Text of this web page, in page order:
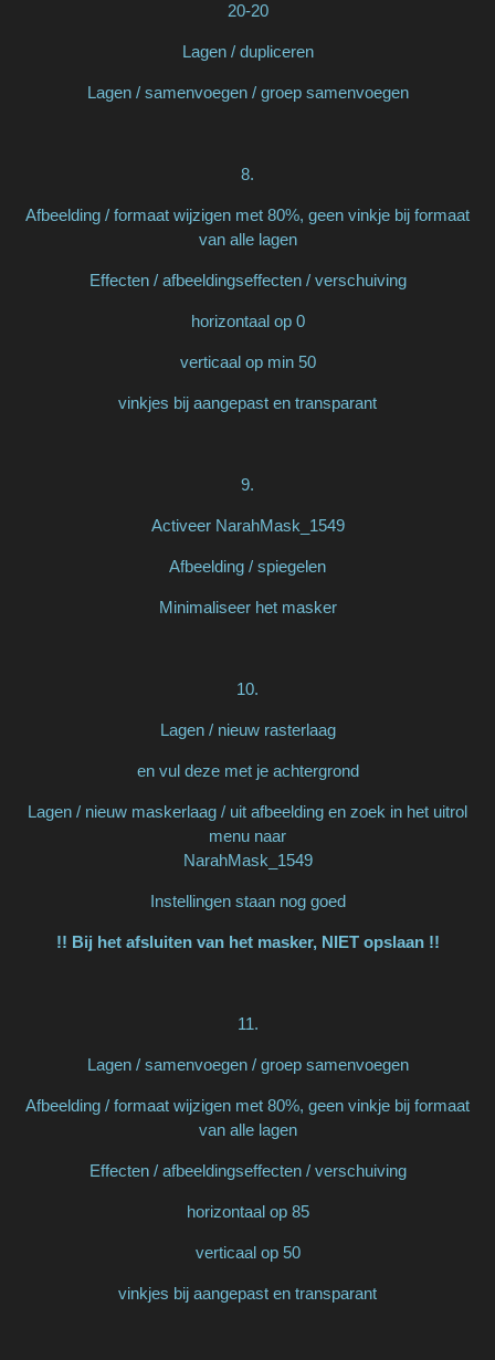
20-20
Lagen / dupliceren
Lagen / samenvoegen / groep samenvoegen
8.
Afbeelding / formaat wijzigen met 80%, geen vinkje bij formaat
van alle lagen
Effecten / afbeeldingseffecten / verschuiving
horizontaal op 0
verticaal op min 50
vinkjes bij aangepast en transparant
9.
Activeer NarahMask_1549
Afbeelding / spiegelen
Minimaliseer het masker
10.
Lagen / nieuw rasterlaag
en vul deze met je achtergrond
Lagen / nieuw maskerlaag / uit afbeelding en zoek in het uitrol
menu naar
NarahMask_1549
Instellingen staan nog goed
!! Bij het afsluiten van het masker, NIET opslaan !!
11.
Lagen / samenvoegen / groep samenvoegen
Afbeelding / formaat wijzigen met 80%, geen vinkje bij formaat
van alle lagen
Effecten / afbeeldingseffecten / verschuiving
horizontaal op 85
verticaal op 50
vinkjes bij aangepast en transparant